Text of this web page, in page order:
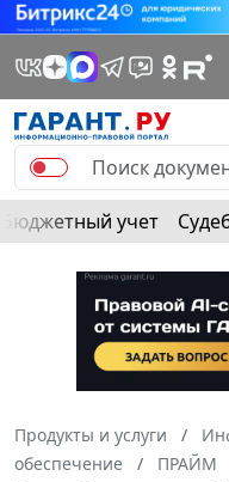
Бюджетный учет
Продукты и услуги
обеспечение
ПРАЙМ